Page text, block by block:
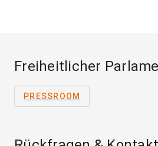
Freiheitlicher
PRESSROOM